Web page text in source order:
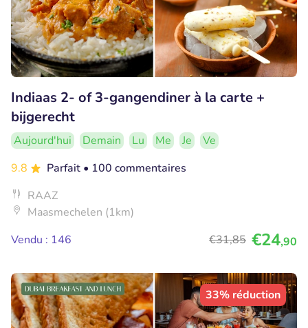
Indiaas 2- of 3-gangendiner à la carte +
bijgerecht
Aujourd'hui Demain Lu Me Je
Ve
9.8
Parfait • 100 commentaires
RAAZ
Maasmechelen (1km)
Vendu : 146
€31,85 €24,90
33% réduction